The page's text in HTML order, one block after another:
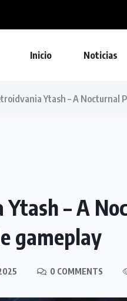
Inicio Noticias
Ytash – A Nocturnal
– A
gameplay
0 COMMENTS